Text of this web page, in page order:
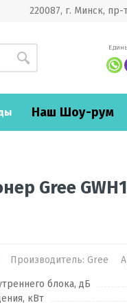
220087, г. Минск,
Наш Шоу-рум
Gree
Производитель: Gree
блока, дБ
кВт